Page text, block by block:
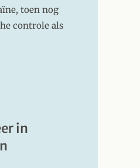
toen nog
controle als
in